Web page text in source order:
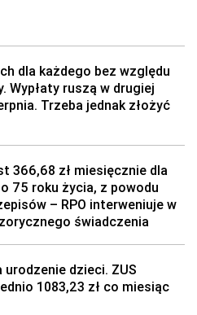
dla każdego bez względu
Wypłaty ruszą w drugiej
Trzeba jednak złożyć
366,68 zł miesięcznie dla
75 roku życia, z powodu
– RPO interweniuje w
świadczenia
urodzenie dzieci. ZUS
1083,23 zł co miesiąc